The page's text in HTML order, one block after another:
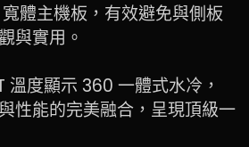
體主機板，有效避免與側板
與實用。
溫度顯示 360 一體式水冷，
性能的完美融合，呈現頂級一